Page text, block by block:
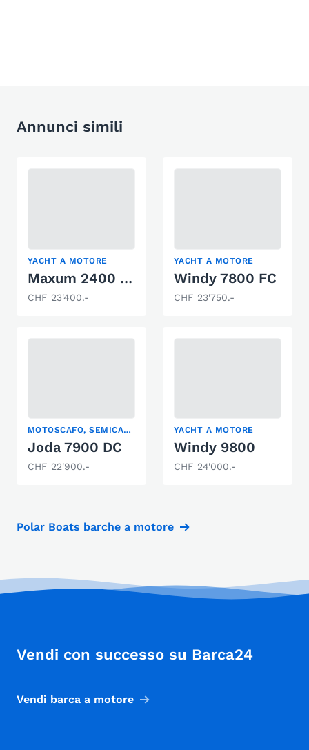
Annunci simili
YACHT A MOTORE
Maxum 2400 SCR
CHF 23'400.-
YACHT A MOTORE
Windy 7800 FC
CHF 23'750.-
MOTOSCAFO, SEMICABINATO, YACHT A MOTORE
Joda 7900 DC
CHF 22'900.-
YACHT A MOTORE
Windy 9800
CHF 24'000.-
Polar Boats barche a motore
Vendi con successo su Barca24
Vendi barca a motore